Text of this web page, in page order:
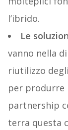
l’ibrido.
Le
vanno nella
riutilizzo
per produrre
partnership
terra questa